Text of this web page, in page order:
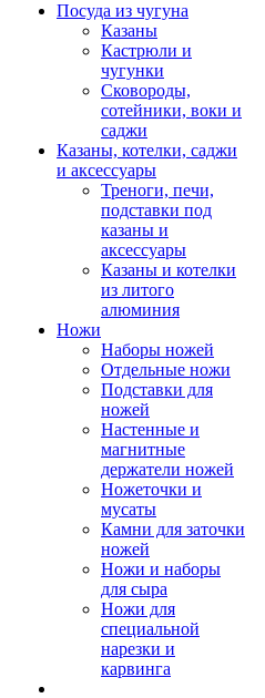
Посуда из чугуна
Казаны
Кастрюли и
чугунки
Сковороды,
сотейники, воки и
саджи
Казаны, котелки, саджи
и аксессуары
Треноги, печи,
подставки под
казаны и
аксессуары
Казаны и котелки
из литого
алюминия
Ножи
Наборы ножей
Отдельные ножи
Подставки для
ножей
Настенные и
магнитные
держатели ножей
Ножеточки и
мусаты
Камни для заточки
ножей
Ножи и наборы
для сыра
Ножи для
специальной
нарезки и
карвинга